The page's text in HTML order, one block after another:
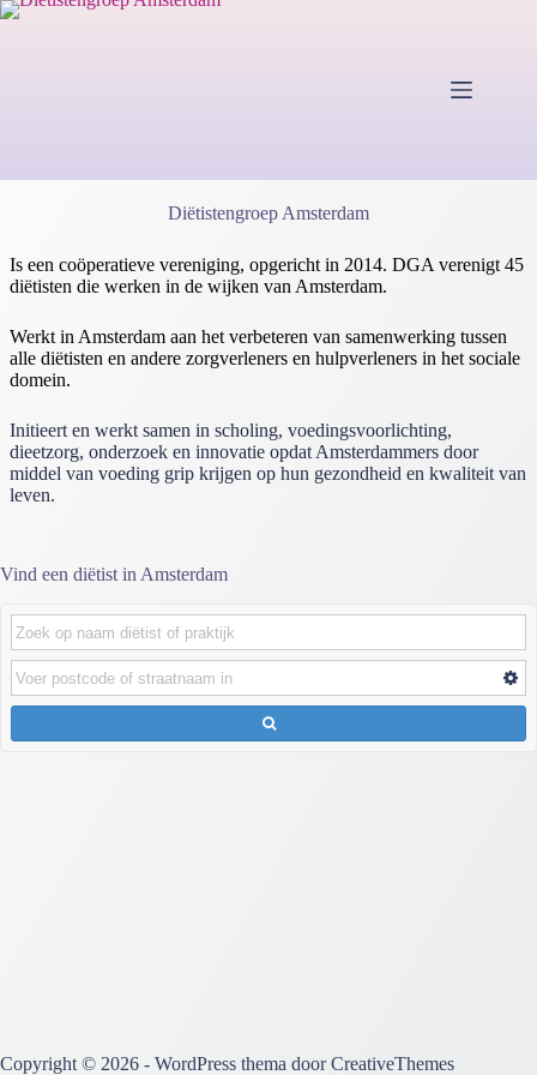
Ga
Diëtistengroep Amsterdam
Is een coöperatieve vereniging, opgericht in 2014. DGA verenigt 45
diëtisten die werken in de wijken van Amsterdam.
Werkt in Amsterdam aan het verbeteren van samenwerking tussen
alle diëtisten en andere zorgverleners en hulpverleners in het sociale
domein.
Initieert en werkt samen in scholing, voedingsvoorlichting,
dieetzorg, onderzoek en innovatie opdat Amsterdammers door
middel van voeding grip krijgen op hun gezondheid en kwaliteit van
leven.
Vind een diëtist in Amsterdam
Copyright © 2026 - WordPress thema doorCreativeThemes